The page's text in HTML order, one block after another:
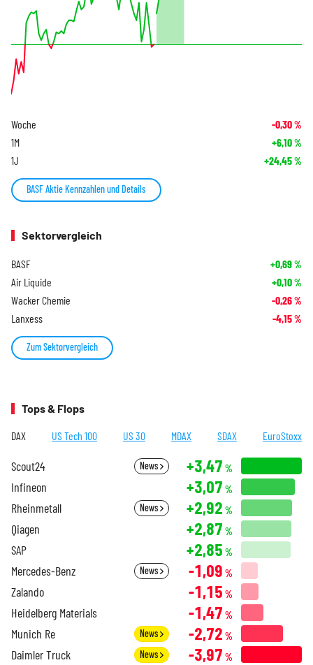
Woche -0,30%
1M +6,10%
1J +24,45%
BASF Aktie Kennzahlen und Details
Sektorvergleich
BASF +0,69%
Air Liquide +0,10%
Wacker Chemie -0,26%
Lanxess -4,15%
Zum Sektorvergleich
Tops & Flops
DAX US Tech 100 US 30 MDAX SDAX EuroStoxx
Scout24 News +3,47 %
Infineon +3,07 %
Rheinmetall News +2,92 %
Qiagen +2,87 %
SAP +2,85 %
Mercedes-Benz News -1,09 %
Zalando -1,15 %
Heidelberg Materials -1,47 %
Munich Re News -2,72 %
Daimler Truck News -3,97 %